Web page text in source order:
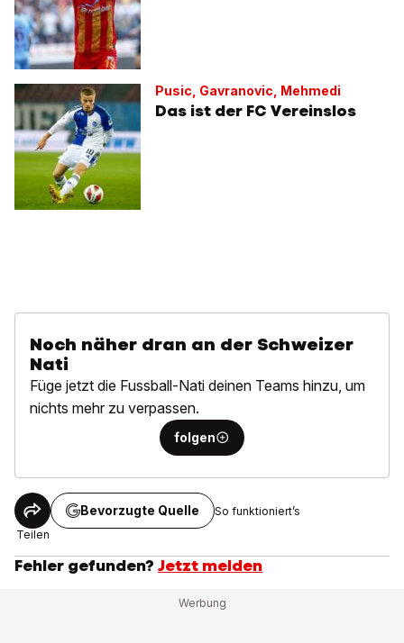
Pusic, Gavranovic, Mehmedi
Das ist der FC Vereinslos
Noch näher dran an der Schweizer
Nati
Füge jetzt die Fussball-Nati deinen Teams hinzu, um
nichts mehr zu verpassen.
folgen
Teilen
Bevorzugte Quelle So funktioniert’s
Fehler gefunden? Jetzt melden